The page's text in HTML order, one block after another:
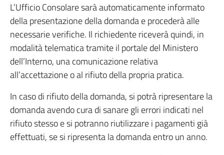
L’Ufficio Consolare sarà automaticamente informato
della presentazione della domanda e procederà alle
necessarie verifiche. Il richiedente riceverà quindi, in
modalità telematica tramite il portale del Ministero
dell’Interno, una comunicazione relativa
all’accettazione o al rifiuto della propria pratica.
In caso di rifiuto della domanda, si potrà ripresentare la
domanda avendo cura di sanare gli errori indicati nel
rifiuto stesso e si potranno riutilizzare i pagamenti già
effettuati, se si ripresenta la domanda entro un anno.